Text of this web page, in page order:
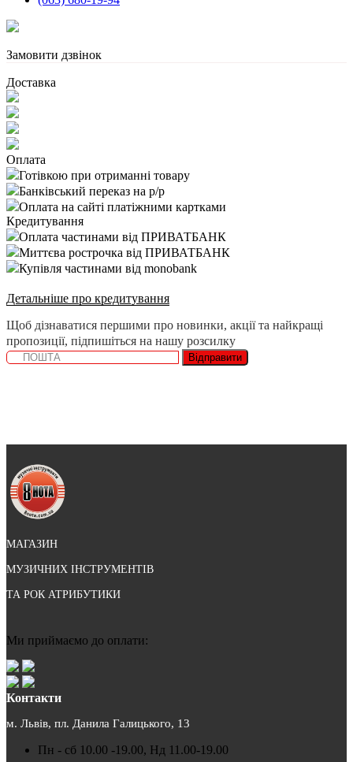
Замовити дзвінок
Доставка
Оплата
Готівкою при отриманні товару
Банківський переказ на р/р
Оплата на сайті платіжними картками
Кредитування
Оплата частинами від ПРИВАТБАНК
Миттєва рострочка від ПРИВАТБАНК
Купівля частинами від monobank
Детальніше про кредитування
Щоб дізнаватися першими про новинки, акції та найкращі
пропозиції, підпишіться на нашу розсилку
Відправити
МАГАЗИН
МУЗИЧНИХ ІНСТРУМЕНТІВ
ТА РОК АТРИБУТИКИ
Ми приймаємо до оплати:
Контакти
м. Львів, пл. Данила Галицького, 13
Пн - сб 10.00 -19.00, Нд 11.00-19.00